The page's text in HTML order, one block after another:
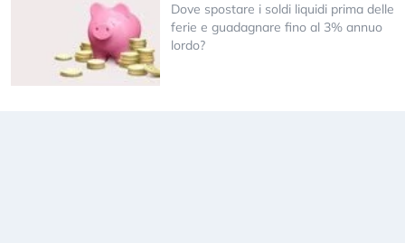
Dove spostare i soldi liquidi prima delle
ferie e guadagnare fino al 3% annuo
lordo?